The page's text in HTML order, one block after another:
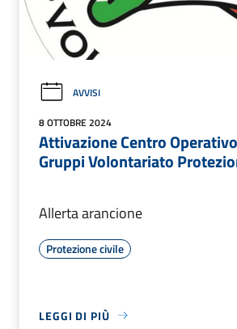
AVVISI
8 OTTOBRE 2024
Attivazione Centro
Gruppi Volontariato
Allerta arancione
Protezione civile
LEGGI DI PIÙ